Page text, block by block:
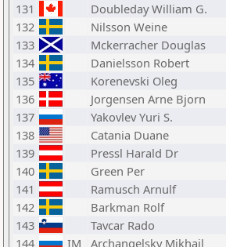
131
Doubleday William G.
132
Nilsson Weine
133
Mckerracher Douglas
134
Danielsson Robert
135
Korenevski Oleg
136
Jorgensen Arne Bjorn
137
Yakovlev Yuri S.
138
Catania Duane
139
Pressl Harald Dr
140
Green Per
141
Ramusch Arnulf
142
Barkman Rolf
143
Tavcar Rado
144
IM Archangelsky Mikhail